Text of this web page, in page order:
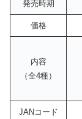
発売時期
価格
内容
（全4種）
JANコード